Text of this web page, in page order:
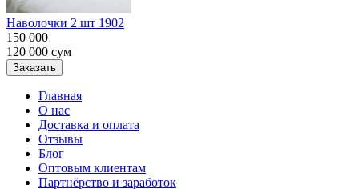
Наволочки 2 шт 1902
150 000
120 000 сум
Заказать
Главная
О нас
Доставка и оплата
Отзывы
Блог
Оптовым клиентам
Партнёрство и заработок